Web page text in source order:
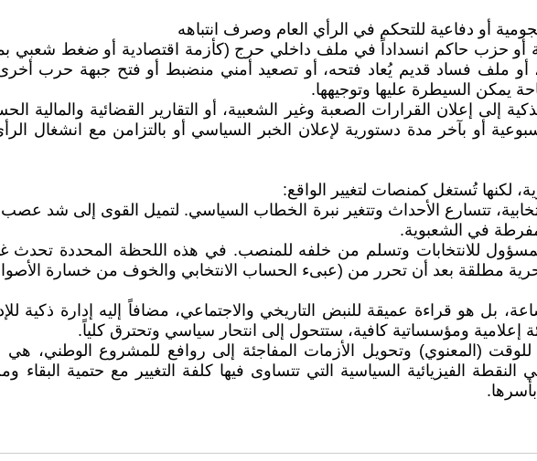
أو دفاعية للتحكم في الرأي العام وصرف انتباهه
أو حزب حاكم انسداداً في ملف داخلي حرج (كأزمة اقتصادية أو ضغط شعبي
أو ملف فساد قديم يُعاد فتحه، أو تصعيد أمني منضبط أو فتح جبهة حرب
يمكن السيطرة عليها وتوجيهها.
إلى إعلان القرارات الصعبة وغير الشعبية، أو التقارير القضائية والمالية
أو بآخر مدة دستورية لإعلان الخبر السياسي أو بالتزامن مع انشغال
لكنها تُستغل كمنصات لتغيير الواقع:
تتسارع الأحداث وتتغير نبرة الخطاب السياسي. لتميل القوى إلى شد
في الشعبوية.
للانتخابات وتسلم من خلفه للمنصب. في هذه اللحظة المحددة تحدث
مطلقة بعد أن تحرر من (عبىء الحساب الانتخابي والخوف من خسارة
هو قراءة عميقة للنبض التاريخي والاجتماعي، مضافاً إليه إدارة ذكية
إعلامية ومؤسساتية كافية، ستتحول إلى انتحار سياسي وتحترق كلياً.
(المعنوي) وتحويل الأزمات المفاجئة إلى روافع للمشروع الوطني، هي
الفيزيائية السياسية التي تتساوى فيها كلفة التغيير مع حتمية